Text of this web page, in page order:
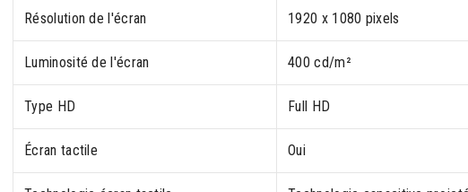
Résolution de l'écran 1920 x 1080 pixels
Luminosité de l'écran 400 cd/m²
Type HD Full HD
Écran tactile Oui